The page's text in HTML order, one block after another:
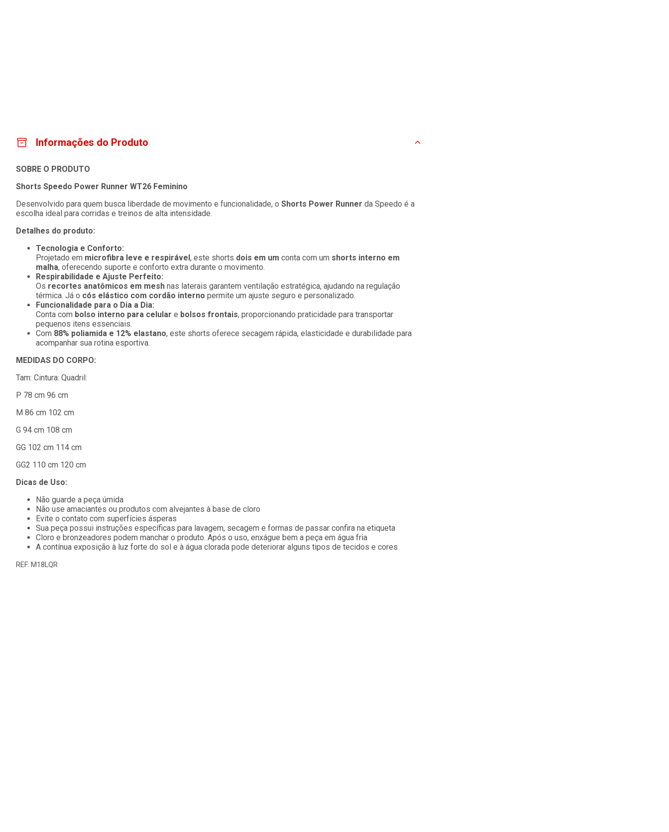
Informações do Produto
SOBRE O PRODUTO
Shorts Speedo Power Runner WT26 Feminino
Desenvolvido para quem busca liberdade de movimento e funcionalidade, o Shorts Power Runner da Speedo é a
escolha ideal para corridas e treinos de alta intensidade.
Detalhes do produto:
Tecnologia e Conforto:
Projetado em microfibra leve e respirável , este shorts dois em um conta com um shorts interno em
malha, oferecendo suporte e conforto extra durante o movimento.
Respirabilidade e Ajuste Perfeito:
Os recortes anatômicos em mesh nas laterais garantem ventilação estratégica, ajudando na regulação
térmica. Já o cós elástico com cordão interno permite um ajuste seguro e personalizado.
Funcionalidade para o Dia a Dia:
Conta com bolso interno para celular e bolsos frontais, proporcionando praticidade para transportar
pequenos itens essenciais.
Com 88% poliamida e 12% elastano, este shorts oferece secagem rápida, elasticidade e durabilidade para
acompanhar sua rotina esportiva.
MEDIDAS DO CORPO:
Tam: Cintura: Quadril:
P 78 cm 96 cm
M 86 cm 102 cm
G 94 cm 108 cm
GG 102 cm 114 cm
GG2 110 cm 120 cm
Dicas de Uso:
Não guarde a peça úmida
Não use amaciantes ou produtos com alvejantes à base de cloro
Evite o contato com superfícies ásperas
Sua peça possui instruções específicas para lavagem, secagem e formas de passar confira na etiqueta
Cloro e bronzeadores podem manchar o produto. Após o uso, enxágue bem a peça em água fria
A contínua exposição à luz forte do sol e à água clorada pode deteriorar alguns tipos de tecidos e cores
REF: M18LQR